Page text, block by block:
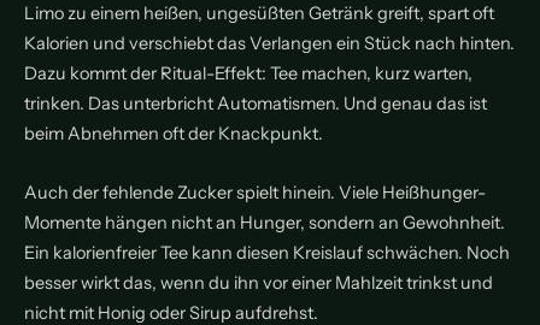
Limo zu einem heißen, ungesüßten Getränk greift, spart oft
Kalorien und verschiebt das Verlangen ein Stück nach hinten.
Dazu kommt der Ritual-Effekt: Tee machen, kurz warten,
trinken. Das unterbricht Automatismen. Und genau das ist
beim Abnehmen oft der Knackpunkt.
Auch der fehlende Zucker spielt hinein. Viele Heißhunger-
Momente hängen nicht an Hunger, sondern an Gewohnheit.
Ein kalorienfreier Tee kann diesen Kreislauf schwächen. Noch
besser wirkt das, wenn du ihn vor einer Mahlzeit trinkst und
nicht mit Honig oder Sirup aufdrehst.